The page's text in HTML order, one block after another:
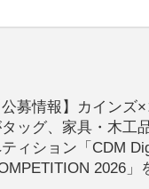
公募情報】カインズ
ッグ、家具・木工
ィション「CDM
2026」